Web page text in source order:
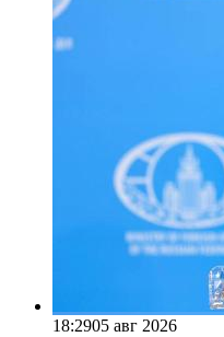
18:2905 авг 2026